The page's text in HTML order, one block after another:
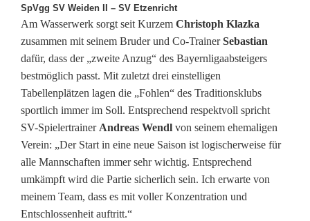
t
s
t
a
r
t
e
t
SpVgg SV Weiden II – SV Etzenricht
Am Wasserwerk sorgt seit Kurzem Christoph Klazka
zusammen mit seinem Bruder und Co-TrainerSebastian
dafür, dass der „zweite Anzug“ des Bayernligaabsteigers
bestmöglich passt. Mit zuletzt drei einstelligen
Tabellenplätzen lagen die „Fohlen“ des Traditionsklubs
sportlich immer im Soll. Entsprechend respektvoll spricht
SV-Spielertrainer Andreas Wendl von seinem ehemaligen
Verein: „Der Start in eine neue Saison ist logischerweise für
alle Mannschaften immer sehr wichtig. Entsprechend
umkämpft wird die Partie sicherlich sein. Ich erwarte von
meinem Team, dass es mit voller Konzentration und
Entschlossenheit auftritt.“